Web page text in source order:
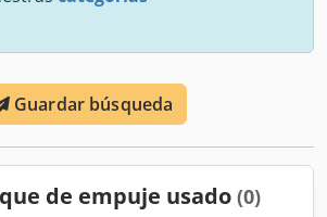
Guardar búsqueda
de empuje usado (0)